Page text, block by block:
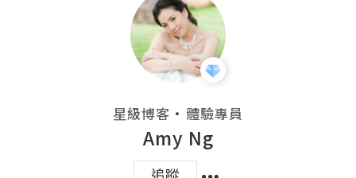
星級博客 ・ 體驗專員
Amy Ng